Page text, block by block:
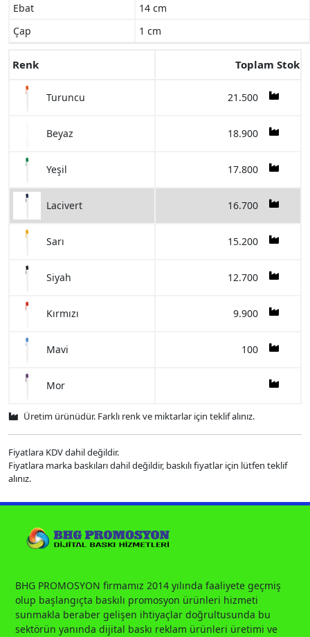
Ebat
14 cm
Çap
1 cm
Renk Toplam Stok
Turuncu 21.500
Beyaz 18.900
Yeşil 17.800
Lacivert 16.700
Sarı 15.200
Siyah 12.700
Kırmızı 9.900
Mavi 100
Mor
Üretim ürünüdür. Farklı renk ve miktarlar için teklif alınız.
Fiyatlara KDV dahil değildir.
Fiyatlara marka baskıları dahil değildir, baskılı fiyatlar için lütfen teklif
alınız.
BHG PROMOSYON firmamız 2014 yılında faaliyete geçmiş
olup başlangıçta baskılı promosyon ürünleri hizmeti
sunmakla beraber gelişen ihtiyaçlar doğrultusunda bu
sektörün yanında dijital baskı reklam ürünleri üretimi ve